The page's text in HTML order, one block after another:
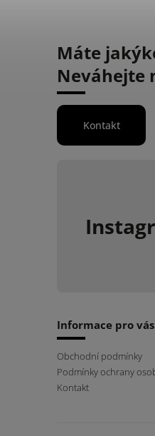
Máte
Neváhejte
Kontakt
Informace pro vás
Obchodní podmínky
Podmínky ochrany
Kontakt